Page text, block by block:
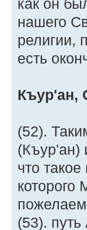
как он
нашего
религии,
есть
Къур'ан,
(52).
(Къур'ан)
что
(53).